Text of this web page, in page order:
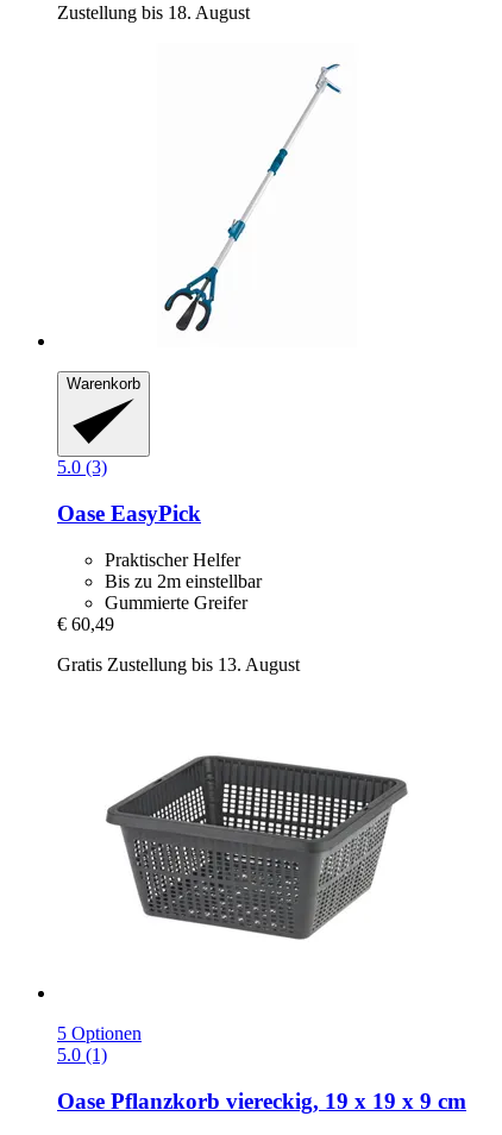
Zustellung bis 18. August
Warenkorb
5.0 (3)
Oase EasyPick
Praktischer Helfer
Bis zu 2m einstellbar
Gummierte Greifer
€ 60,49
Gratis Zustellung bis 13. August
5 Optionen
5.0 (1)
Oase Pflanzkorb viereckig, 19 x 19 x 9 cm